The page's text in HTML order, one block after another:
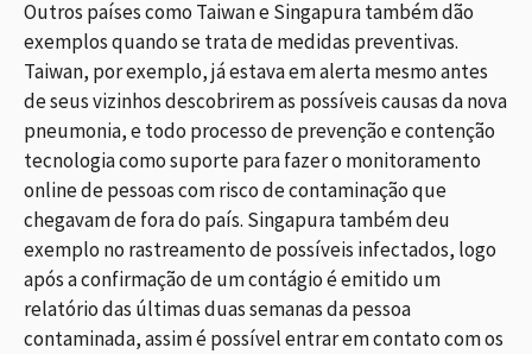
Outros países como Taiwan e Singapura também dão
exemplos quando se trata de medidas preventivas.
Taiwan, por exemplo, já estava em alerta mesmo antes
de seus vizinhos descobrirem as possíveis causas da nova
pneumonia, e todo processo de prevenção e contenção
tecnologia como suporte para fazer o monitoramento
online de pessoas com risco de contaminação que
chegavam de fora do país. Singapura também deu
exemplo no rastreamento de possíveis infectados, logo
após a confirmação de um contágio é emitido um
relatório das últimas duas semanas da pessoa
contaminada, assim é possível entrar em contato com os